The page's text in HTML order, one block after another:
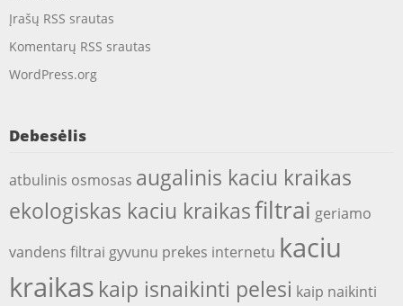
Įrašų RSS srautas
Komentarų RSS srautas
WordPress.org
Debesėlis
atbulinis osmosas augalinis kaciu kraikas
ekologiskas kaciu kraikasfiltrai geriamo
vandens filtrai gyvunu prekes internetu kaciu
kraikas kaip isnaikinti pelesi kaip naikinti